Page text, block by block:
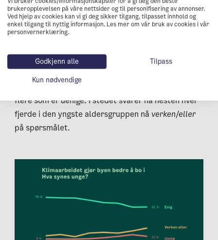
Også på dette spørsmålet ser vi en minkende
et høyt nivå. 61 prosent av de mellom 16-29 år
78 prosent i 2017. Men det er ikke blitt vesentlig
flere som er uenige. I stedet svarer nå nesten hver
fjerde i den yngste aldersgruppen nå verken/eller
på spørsmålet.
brukeropplevelsen på våre nettsider og til personifisering av annonser.
Ved hjelp av cookies kan vi gi deg sikker tilgang, tilpasset innhold og
enkel tilgang til nyttig informasjon. Les mer om vår bruk av cookies i vår
personvernerklæring.
Godkjenn alle
Tilpass
Kun nødvendige